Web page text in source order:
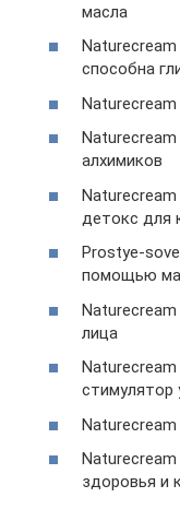
масла
способна
алхимиков
детокс для
Prostye-
помощью
лица
стимулятор
здоровья и